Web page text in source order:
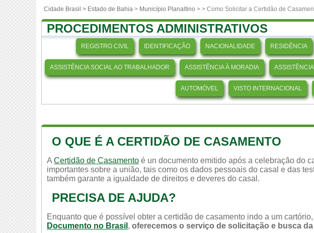
Cidade Brasil > Estado de Bahia > Município Planaltino > > Como Solicitar a Certidão de
PROCEDIMENTOS ADMINISTRATIVOS
REGISTRO CIVIL IDENTIFICAÇÃO NACIONALIDADE RESIDÊNCIA
ASSISTÊNCIA SOCIAL AO TRABALHADOR ASSISTÊNCIA À MORADIA
AUTOMÓVEL VISTO INTERNACIONAL
O QUE É A CERTIDÃO DE CASAMENTO
A Certidão de Casamento é un documento emitido após a celebração do
importantes sobre a união, tais como os dados pessoais do casal e das
também garante a igualdade de direitos e deveres do casal.
PRECISA DE AJUDA?
Enquanto que é possível obter a certidão de casamento indo a um
Documento no Brasil , oferecemos o serviço de solicitação e busca